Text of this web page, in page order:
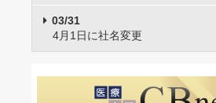
03/31
4月1日に社名変更